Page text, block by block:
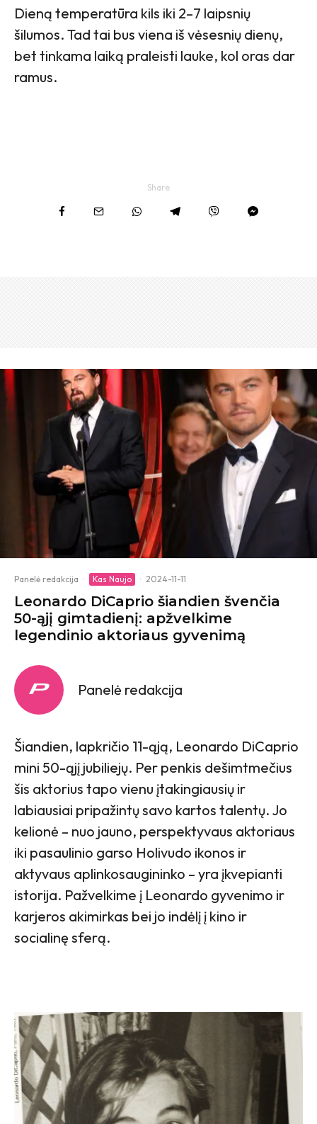
Dieną temperatūra kils iki 2–7 laipsnių
šilumos. Tad tai bus viena iš vėsesnių dienų,
bet tinkama laiką praleisti lauke, kol oras dar
ramus.
Share
Panelė redakcija · Kas Naujo · 2024-11-11
Leonardo DiCaprio šiandien švenčia
50-ąjį gimtadienį: apžvelkime
legendinio aktoriaus gyvenimą
Panelė redakcija
Šiandien, lapkričio 11-ąją, Leonardo DiCaprio
mini 50-ąjį jubiliejų. Per penkis dešimtmečius
šis aktorius tapo vienu įtakingiausių ir
labiausiai pripažintų savo kartos talentų. Jo
kelionė – nuo jauno, perspektyvaus aktoriaus
iki pasaulinio garso Holivudo ikonos ir
aktyvaus aplinkosaugininko – yra įkvepianti
istorija. Pažvelkime į Leonardo gyvenimo ir
karjeros akimirkas bei jo indėlį į kino ir
socialinę sferą.